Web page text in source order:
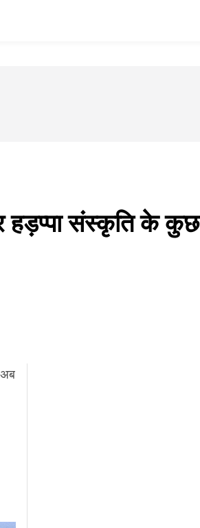
हड़प्पा संस्कृति के कुछ
अब